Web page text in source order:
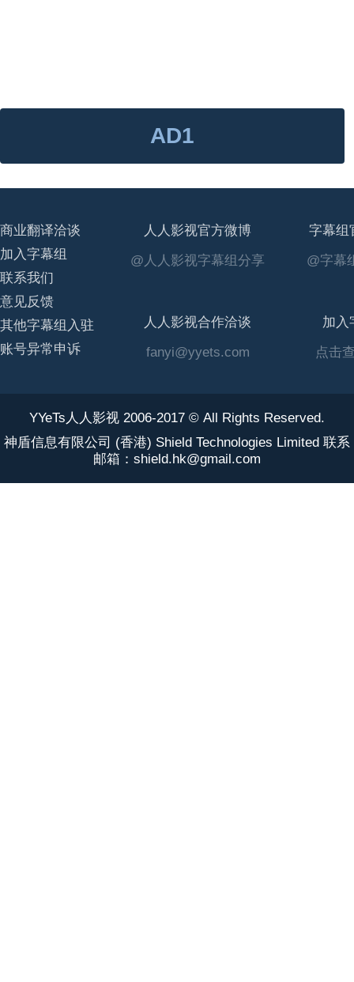
AD1
商业翻译洽谈
加入字幕组
联系我们
意见反馈
其他字幕组入驻
账号异常申诉
人人影视官方微博
@人人影视字幕组分享
字幕组
@字幕
人人影视合作洽谈
fanyi@yyets.com
加入
点击
YYeTs人人影视 2006-2017 © All Rights Reserved.
神盾信息有限公司 (香港) Shield Technologies Limited 联系
邮箱：shield.hk@gmail.com